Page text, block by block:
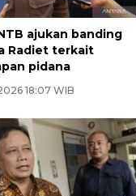
ajukan banding
Radiet terkait
pidana
18:07 WIBbaru